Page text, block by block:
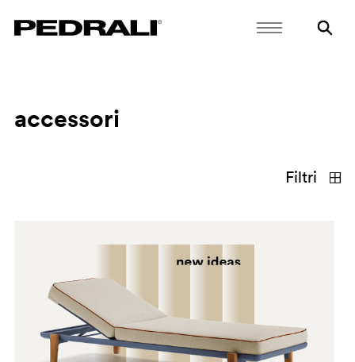
accessori
Filtri
acciaio
alluminio
conferma